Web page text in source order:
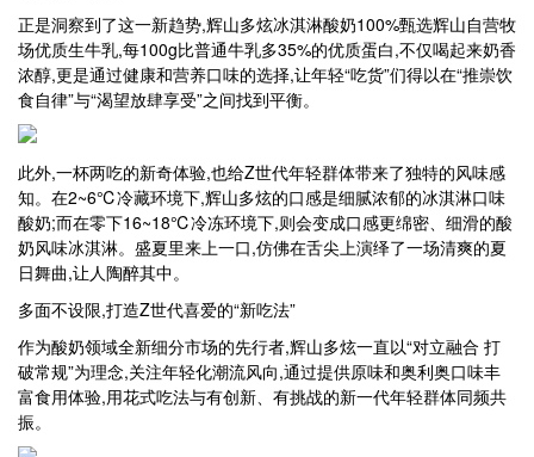
正是洞察到了这一新趋势,辉山多炫冰淇淋酸奶100%甄选辉山自营牧
场优质生牛乳,每100g比普通牛乳多35%的优质蛋白,不仅喝起来奶香
浓醇,更是通过健康和营养口味的选择,让年轻“吃货”们得以在“推崇饮
食自律”与“渴望放肆享受”之间找到平衡。
此外,一杯两吃的新奇体验,也给Z世代年轻群体带来了独特的风味感
知。在2~6℃冷藏环境下,辉山多炫的口感是细腻浓郁的冰淇淋口味
酸奶;而在零下16~18℃冷冻环境下,则会变成口感更绵密、细滑的酸
奶风味冰淇淋。盛夏里来上一口,仿佛在舌尖上演绎了一场清爽的夏
日舞曲,让人陶醉其中。
多面不设限,打造Z世代喜爱的“新吃法”
作为酸奶领域全新细分市场的先行者,辉山多炫一直以“对立融合 打
破常规”为理念,关注年轻化潮流风向,通过提供原味和奥利奥口味丰
富食用体验,用花式吃法与有创新、有挑战的新一代年轻群体同频共
振。